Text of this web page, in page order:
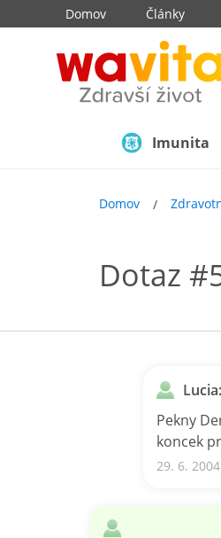
Domov Články
Imunita
Domov
Dotaz
Lucia:
Pekny
koncek
29. 6.